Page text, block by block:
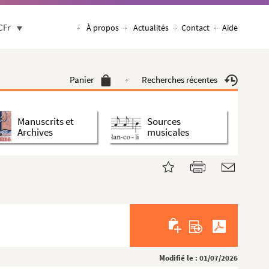
À propos Actualités Contact Aide
Panier Recherches récentes
Manuscrits et
Archives
Sources
musicales
Modifié le : 01/07/2026